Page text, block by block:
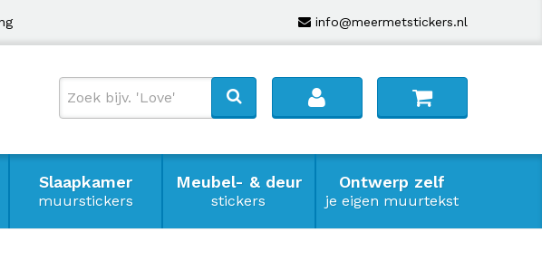
info@meermetstickers.nl
Slaapkamer
muurstickers
Meubel- & deur
stickers
Ontwerp zelf
je eigen muurtekst